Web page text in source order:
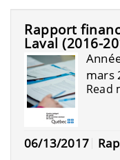
Rapport
Laval (2016-
mars
Read
06/13/2017